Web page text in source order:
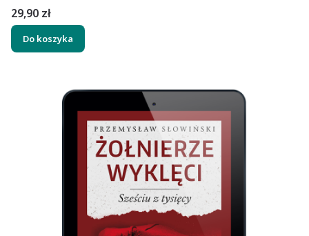
Cena
29,90 zł
Do koszyka